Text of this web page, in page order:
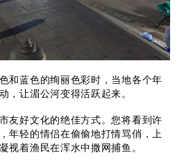
和蓝色的绚丽色彩时，当地各个年
，让湄公河变得活跃起来。
友好文化的绝佳方式。您将看到许
年轻的情侣在偷偷地打情骂俏，上
视着渔民在浑水中撒网捕鱼。